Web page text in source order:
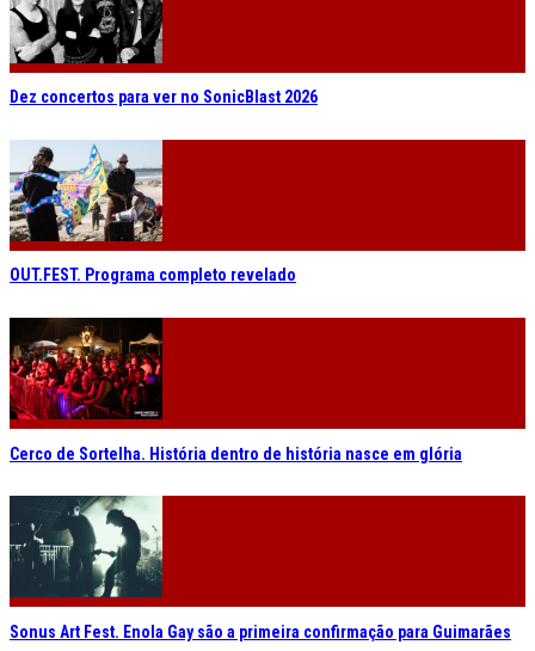
Dez concertos para ver no SonicBlast 2026
OUT.FEST. Programa completo revelado
Cerco de Sortelha. História dentro de história nasce em glória
Sonus Art Fest. Enola Gay são a primeira confirmação para Guimarães